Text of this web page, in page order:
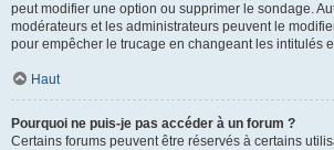
peut modifier une option ou supprimer le sondage.
modérateurs et les administrateurs peuvent le
pour empêcher le trucage en changeant les intitulés
Haut
Pourquoi ne puis-je pas accéder à un forum ?
Certains forums peuvent être réservés à certains